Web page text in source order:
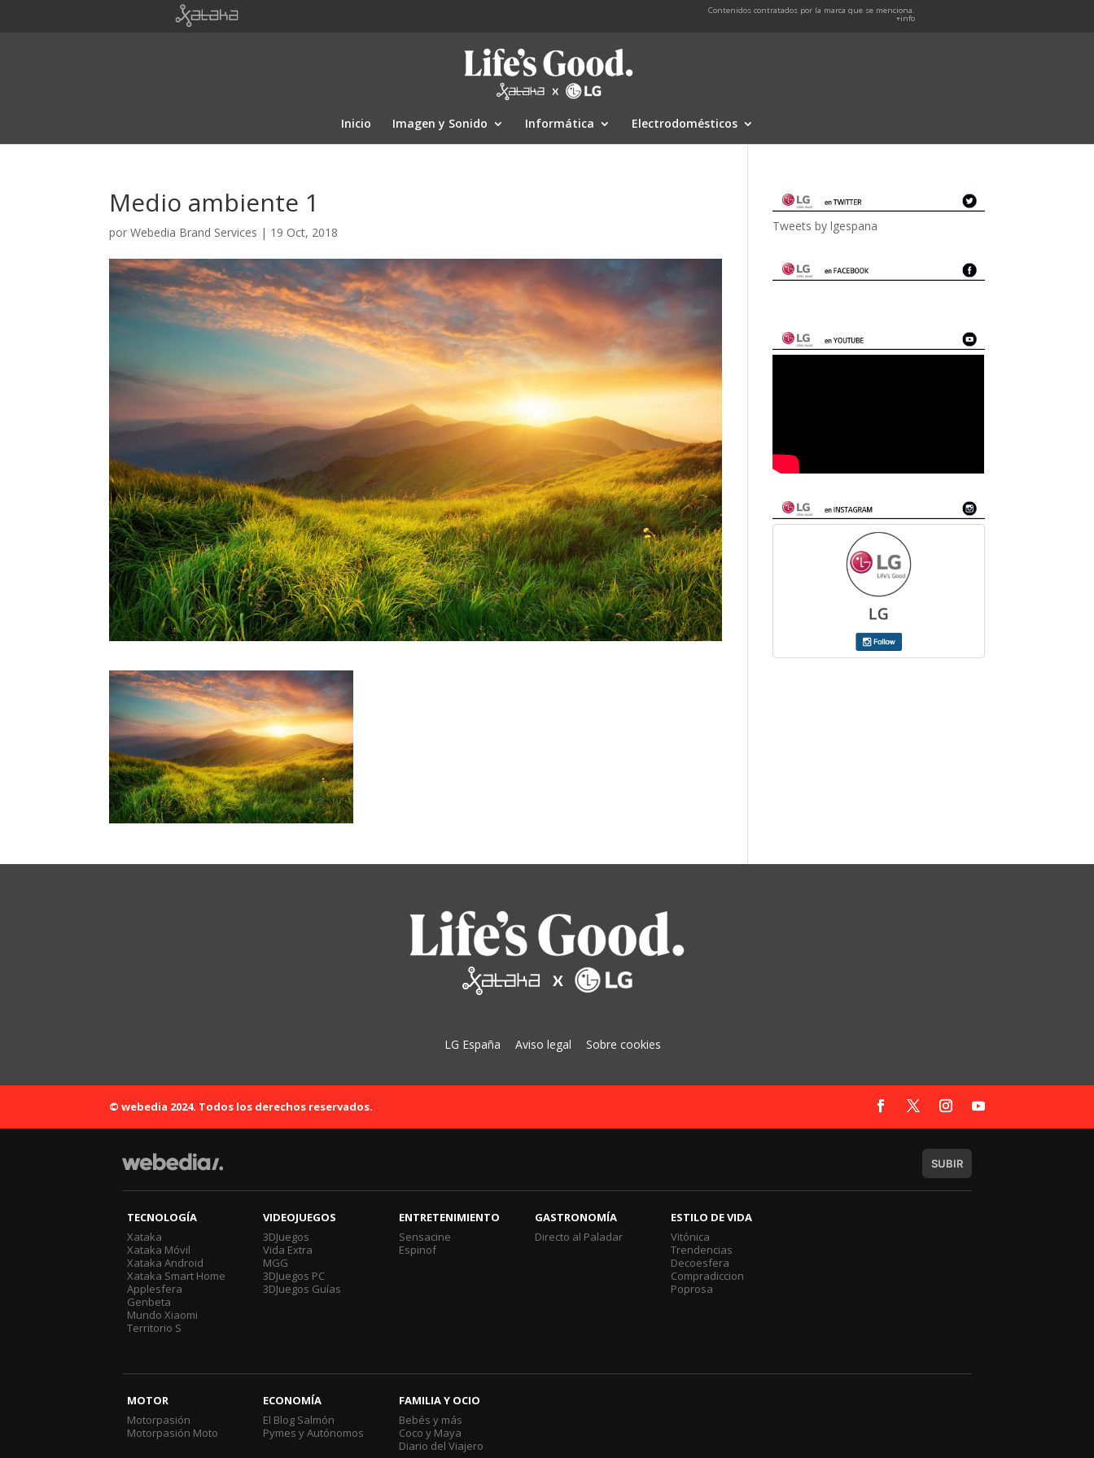
Contenidos contratados por la marca que se menciona.
+info
Inicio Imagen y Sonido Informática Electrodomésticos
Medio ambiente 1
porWebedia Brand Services | 19 Oct, 2018 Tweets by lgespana
LG España Aviso legal Sobre cookies
© webedia 2024. Todos los derechos reservados.
SUBIR
TECNOLOGÍA
Xataka
Xataka Móvil
Xataka Android
Xataka Smart Home
Applesfera
Genbeta
Mundo Xiaomi
Territorio S
VIDEOJUEGOS
3DJuegos
Vida Extra
MGG
3DJuegos PC
3DJuegos Guías
ENTRETENIMIENTO
Sensacine
Espinof
GASTRONOMÍA
Directo al Paladar
ESTILO DE VIDA
Vitónica
Trendencias
Decoesfera
Compradiccion
Poprosa
MOTOR
Motorpasión
Motorpasión Moto
ECONOMÍA
El Blog Salmón
Pymes y Autónomos
FAMILIA Y OCIO
Bebés y más
Coco y Maya
Diario del Viajero